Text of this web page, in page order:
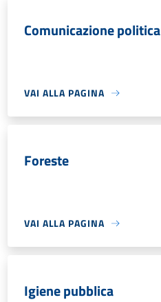
Comunicazione politica
VAI ALLA PAGINA
Foreste
VAI ALLA PAGINA
Igiene pubblica